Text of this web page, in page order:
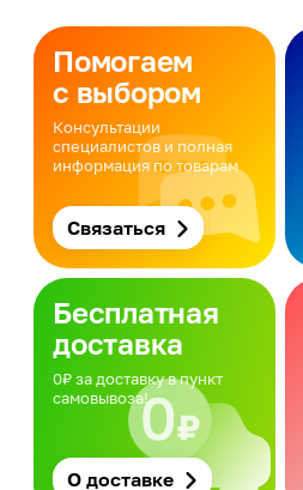
Помогаем
с выбором
Консультации
специалистов и полная
информация по товарам
Связаться
Бесплатная
доставка
0₽ за доставку в пункт
самовывоза!
О доставке